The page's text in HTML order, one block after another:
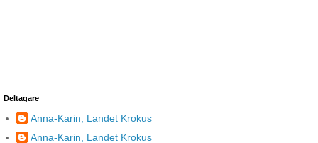
Deltagare
Anna-Karin, Landet Krokus
Anna-Karin, Landet Krokus